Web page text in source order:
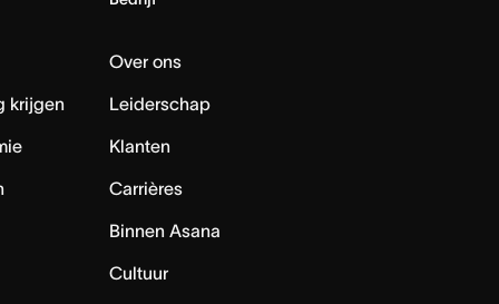
krijgen
Over ons
Leiderschap
Klanten
Carrières
Binnen Asana
Cultuur